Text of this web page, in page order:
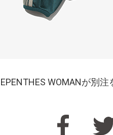
WOMANが別